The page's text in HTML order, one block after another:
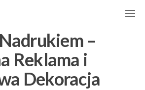
–
Reklama i
Dekoracja